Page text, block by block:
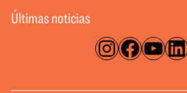
Últimas noticias